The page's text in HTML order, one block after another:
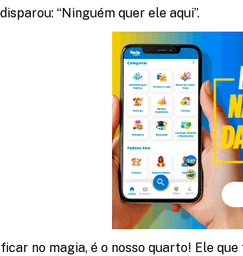
“Ninguém quer ele aqui”.
ficar no magia, é o nosso quarto! Ele